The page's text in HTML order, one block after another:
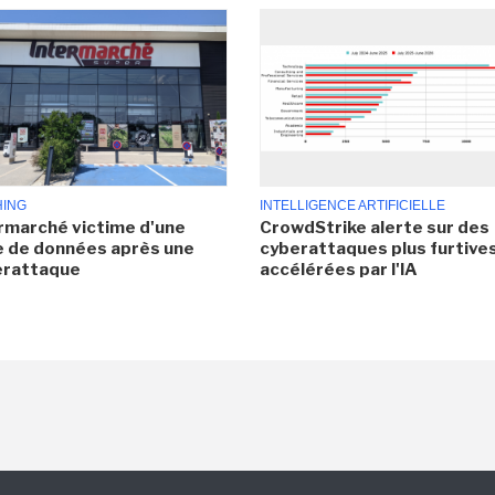
victime d'une
données après une
INTELLIGENCE ARTIFICIELLE
CrowdStrike alerte sur des
cyberattaques plus
accélérées par l'IA